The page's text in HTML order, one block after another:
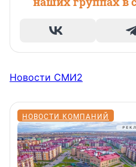
Новости СМИ2
НОВОСТИ КОМПАНИЙ